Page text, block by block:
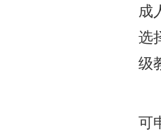
成
选
级
可